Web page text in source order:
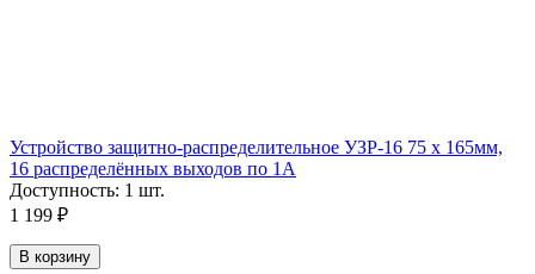
Устройство защитно-распределительное УЗР-16 75 х 165мм,
16 распределённых выходов по 1А
Доступность: 1 шт.
1 199 ₽
В корзину